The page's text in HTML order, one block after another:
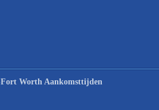
Worth Aankomsttijden